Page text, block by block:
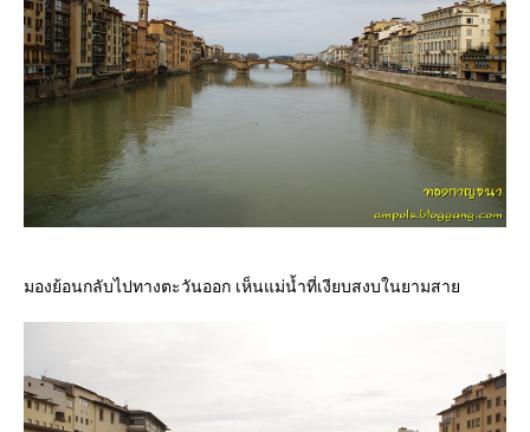
มองย้อนกลับไปทางตะวันออก เห็นแม่น้ำที่เงียบสงบในยามสา